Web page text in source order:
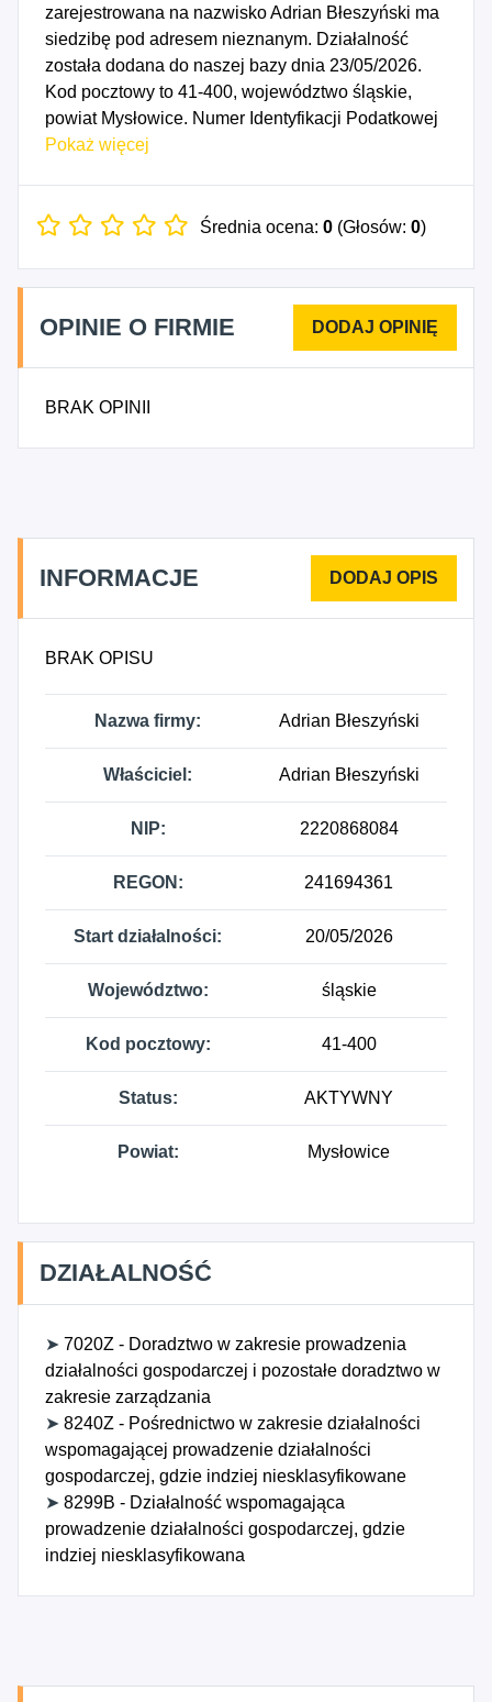
zarejestrowana na nazwisko Adrian Błeszyński ma
siedzibę pod adresem nieznanym. Działalność
została dodana do naszej bazy dnia 23/05/2026.
Kod pocztowy to 41-400, województwo śląskie,
powiat Mysłowice. Numer Identyfikacji Podatkowej
NIP to 2220868084, a numer identyfikacyjny
przypada na dzień 20/05/2026. Wybrane kody PKD
zakresie zarządzania, 8240Z - Pośrednictwo w
zakresie działalności wspomagającej prowadzenie
działalności gospodarczej, gdzie indziej
wspomagająca prowadzenie działalności
Pokaż więcej
Średnia ocena: 0 (Głosów: 0)
OPINIE O FIRMIE
BRAK OPINII
INFORMACJE
BRAK OPISU
Nazwa firmy: Adrian Błeszyński
Właściciel: Adrian Błeszyński
NIP: 2220868084
REGON: 241694361
Start działalności: 20/05/2026
Województwo: śląskie
Kod pocztowy: 41-400
Status: AKTYWNY
Powiat: Mysłowice
DZIAŁALNOŚĆ
➤ 7020Z - Doradztwo w zakresie prowadzenia
działalności gospodarczej i pozostałe doradztwo w
zakresie zarządzania
➤ 8240Z - Pośrednictwo w zakresie działalności
wspomagającej prowadzenie działalności
gospodarczej, gdzie indziej niesklasyfikowane
➤ 8299B - Działalność wspomagająca
prowadzenie działalności gospodarczej, gdzie
indziej niesklasyfikowana